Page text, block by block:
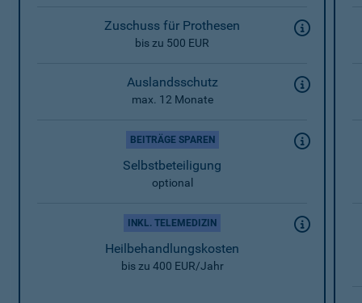
Zuschuss für Prothesen
bis zu 500 EUR
Auslandsschutz
max. 12 Monate
BEITRÄGE SPAREN
Selbstbeteiligung
optional
INKL. TELEMEDIZIN
Heilbehandlungskosten
bis zu 400 EUR/Jahr